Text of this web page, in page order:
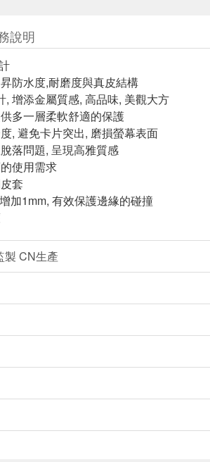
說明
防水度,耐磨度與真皮結構
增添金屬質感, 高品味, 美觀大方
多一層柔軟舒適的保護
, 避免卡片突出, 磨損螢幕表面
落問題, 呈現高雅質感
使用需求
套
加1mm, 有效保護邊緣的碰撞
製 CN生產